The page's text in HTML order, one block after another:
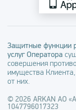
Защитные функции
услуг Оператора
совершения
имущества
от них.
© 2026 ARKAN АО
1047796017323